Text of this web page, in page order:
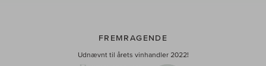
FREMRAGENDE
Udnævnt til årets vinhandler 2022!